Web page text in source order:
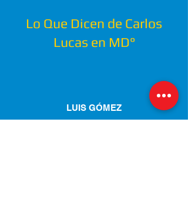
Lo Que Dicen de Carlos
Lucas en MD°
LUIS GÓMEZ